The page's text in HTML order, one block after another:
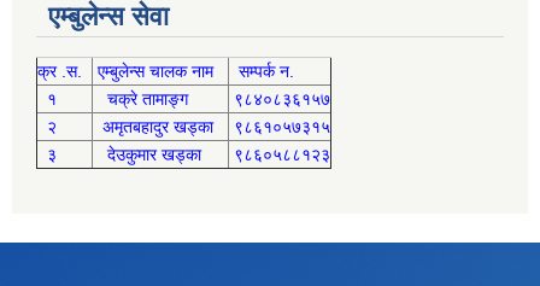
एम्बुलेन्स सेवा
क्र .स. एम्बुलेन्स चालक नाम
सम्पर्क न.
१
चक्रे तामाङ्ग
९८४०८३६१५७
२
अमृतबहादुर खड्का
९८६१०५७३१५
३
देउकुमार खड्का ९८६०५८८१२३